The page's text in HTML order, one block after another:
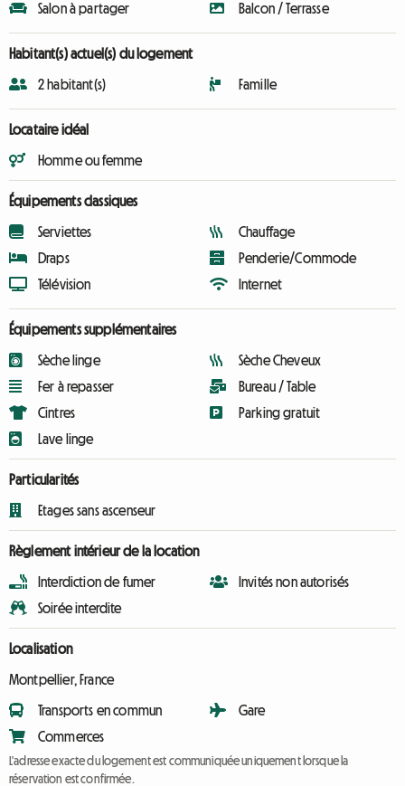
Salon à partager
Balcon / Terrasse
Habitant(s) actuel(s) du logement
2 habitant(s) Famille
Locataire idéal
Homme ou femme
Équipements classiques
Serviettes
Draps
Télévision
Chauffage
Penderie/Commode
Internet
Équipements supplémentaires
Sèche linge
Fer à repasser
Cintres
Lave linge
Sèche Cheveux
Bureau / Table
Parking gratuit
Particularités
Etages sans ascenseur
Règlement intérieur de la location
Interdiction de fumer
Soirée interdite
Invités non autorisés
Localisation
Montpellier, France
Transports en commun
Commerces
Gare
L'adresse exacte du logement est communiquée uniquement lorsque la
réservation est confirmée.